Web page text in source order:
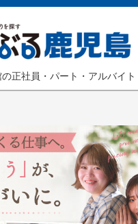
正社員・パート・アルバイ